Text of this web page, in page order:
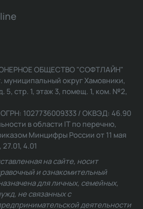
ОБЩЕСТВО "СОФТЛАЙН"
муниципальный округ Хамовники,
5, стр. 1, этаж 3, помещ. 1, ком. №2,
1027736009333 / ОКВЭД: 46.90
в области IT по перечню,
Минцифры России от 11 мая
4.01
на сайте, носит
и ознакомительный
для личных, семейных,
не связанных с
деятельности